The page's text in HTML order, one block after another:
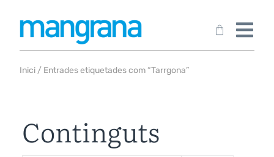
Inici / Entrades etiquetades com “Tarrgona”
Continguts